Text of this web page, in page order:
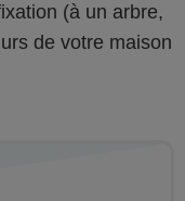
(à un arbre,
de votre maison